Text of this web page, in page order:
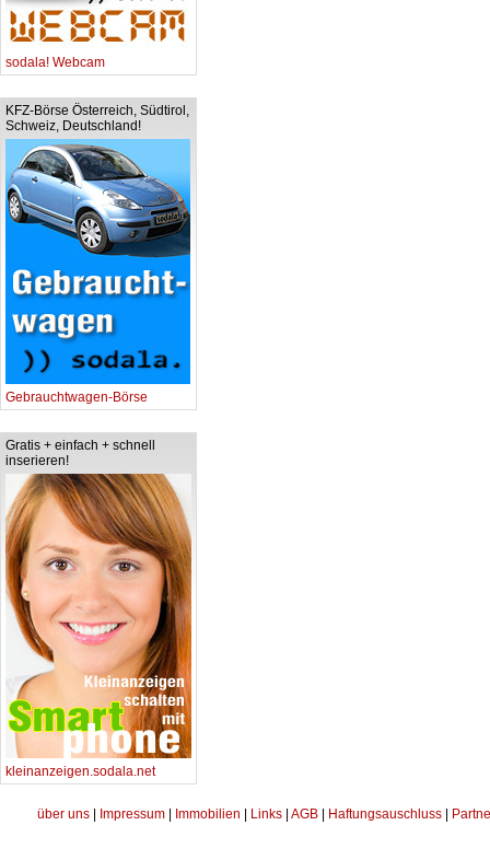
sodala! Webcam
KFZ-Börse Österreich, Südtirol,
Schweiz, Deutschland!
Gebrauchtwagen-Börse
Gratis + einfach + schnell
inserieren!
kleinanzeigen.sodala.net
über uns Impressum Immobilien Links AGB Haftungsauschluss